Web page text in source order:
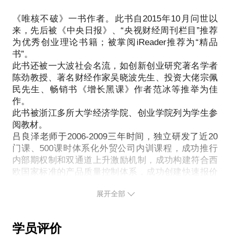
如果你的企业正处于激烈竞争的困境中，我可以提供
给你一些核心竞争力构建路径和方法。
可以教您如何批量培养新员工超越自己；
如果您发现公司某个产品营收已遇到天花板，不知如
何突破，我可以给您指出新的增长策略；
如果您发现复制自己的商业模式屡次失败，我可以帮
您分析出底层原因，另辟成功复制路径。
创业项目各有各的不是”。2017年，自己正式进入投资
和创业加速行业，开始以本土化后的量化评分模型评
价创业项目，帮助创业者快速发现项目缺陷，并提出
针对性改进提升解决方案。到2019年10月份，已经成
功帮助多个项目反败为胜，或者从迷失中拉回正途，
或者成功融到资。而且，由自己开发的本土化早期创
业项目量化评估互联网工具，目前已被上百个早期投
资机构内部使用，用于快速过滤早期创业项目。
如果您的创业项目BP向投资人投递后总是杳无音讯，
我可以给您快速量化诊断原因和应对之策；
如果您的创业项目已经有意向投资人，但对方估值低
下，我可以提供给您合适的估值模型和提升估值的策
如果您的创业项目总是发展乏力，我可以从5大方面，
如果您要融资，却不知如何以投资人喜欢和容易理解
的视角表达陈述，我可以帮您从头梳理BP。
《唯核不破》一书作者。此书自2015年10月问世以
来，先后被《中央日报》、“央视财经周刊栏目”推荐
为优秀创业理论书籍；被掌阅iReader推荐为“精品
书”。
此书还被一大波社会名流，如创新创业研究著名学者
陈劲教授、著名财经作家吴晓波先生、投资大佬宗佩
民先生、畅销书《增长黑课》作者范冰等推举为佳
作。
此书被浙江多所大学经济学院、创业学院列为学生参
阅教材。
吕良泽老师于2006-2009三年时间，独立研发了近20
门课、500课时体系化外贸公司内训课程，成功推行
内部期权制和双通道上升激励机制，成功构建符合西
欧国家标准的产品质量控制体系，成功创建快速报价
吕良泽先生有着10整年外贸产业、5年加工制造、4年
创新管理、商业模式、互联网化转型等企业管理多个
展开全部
学员评价